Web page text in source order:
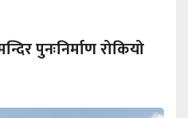
पुनःनिर्माण रोकियो